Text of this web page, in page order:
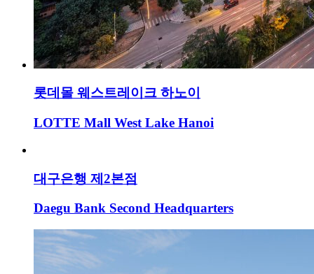
롯데몰 웨스트레이크 하노이
LOTTE Mall West Lake Hanoi
대구은행 제2본점
Daegu Bank Second Headquarters